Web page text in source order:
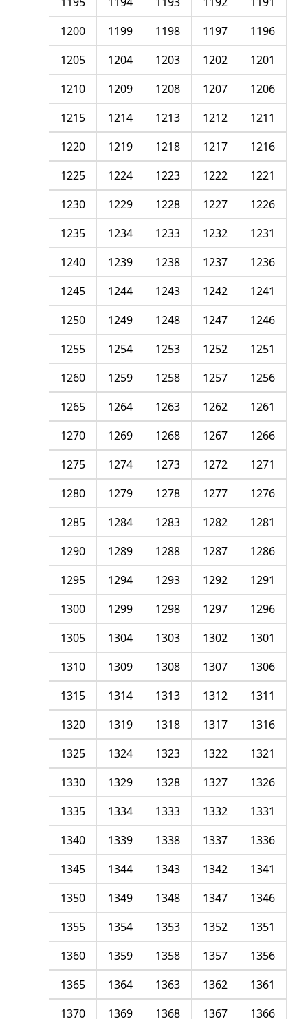
1196
1197
1198
1199
1200
1201
1202
1203
1204
1205
1206
1207
1208
1209
1210
1211
1212
1213
1214
1215
1216
1217
1218
1219
1220
1221
1222
1223
1224
1225
1226
1227
1228
1229
1230
1231
1232
1233
1234
1235
1236
1237
1238
1239
1240
1241
1242
1243
1244
1245
1246
1247
1248
1249
1250
1251
1252
1253
1254
1255
1256
1257
1258
1259
1260
1261
1262
1263
1264
1265
1266
1267
1268
1269
1270
1271
1272
1273
1274
1275
1276
1277
1278
1279
1280
1281
1282
1283
1284
1285
1286
1287
1288
1289
1290
1291
1292
1293
1294
1295
1296
1297
1298
1299
1300
1301
1302
1303
1304
1305
1306
1307
1308
1309
1310
1311
1312
1313
1314
1315
1316
1317
1318
1319
1320
1321
1322
1323
1324
1325
1326
1327
1328
1329
1330
1331
1332
1333
1334
1335
1336
1337
1338
1339
1340
1341
1342
1343
1344
1345
1346
1347
1348
1349
1350
1351
1352
1353
1354
1355
1356
1357
1358
1359
1360
1361
1362
1363
1364
1365
1366
1367
1368
1369
1370